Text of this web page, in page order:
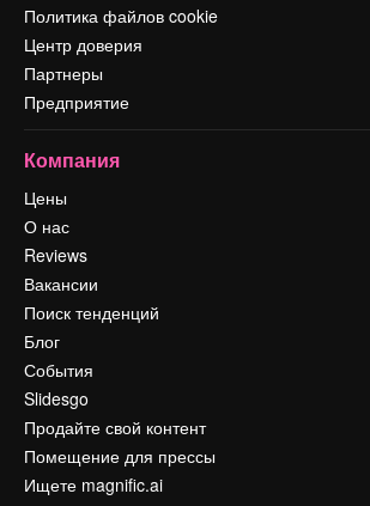
Политика файлов cookie
Центр доверия
Партнеры
Предприятие
Компания
Цены
О нас
Reviews
Вакансии
Поиск тенденций
Блог
События
Slidesgo
Продайте свой контент
Помещение для прессы
Ищете magnific.ai